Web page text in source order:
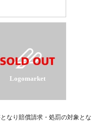
Logomarket
なり賠償請求・処罰の対象とな